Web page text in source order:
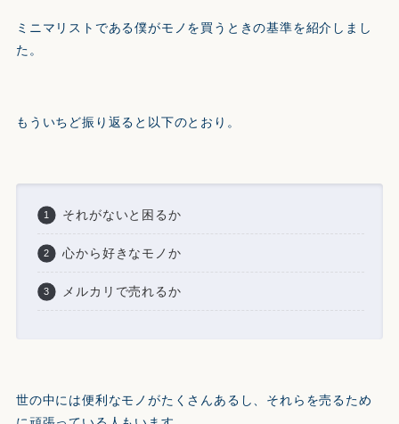
ミニマリストである僕がモノを買うときの基準を紹介しまし
た。
もういちど振り返ると以下のとおり。
それがないと困るか
心から好きなモノか
メルカリで売れるか
世の中には便利なモノがたくさんあるし、それらを売るため